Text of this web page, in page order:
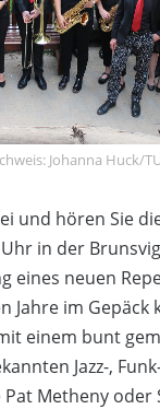
Johanna Huck/
und hören Sie
in der
eines neuen
Jahre im Gepäck
einem bunt
Jazz-,
Metheny oder